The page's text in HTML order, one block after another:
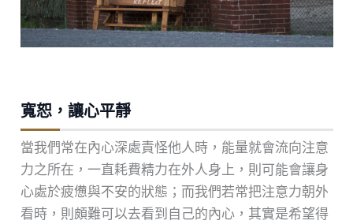
寬恕，讓心平靜
當我們常在內心深處責怪他人時，能量就會流向注意
力之所在，一直耗費精力在外人身上，則可能會讓身
心處於疲憊與不安的狀態；而我們若常把注意力朝外
看時，則頗難可以去看到自己的內心，其實是希望得